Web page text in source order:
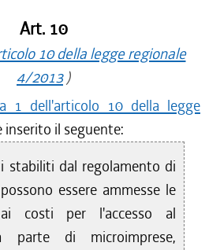
Art. 10
10 della legge regionale
4/2013)
1 dell'articolo 10 della legge
inserito il seguente:
stabiliti dal regolamento di
essere ammesse le
costi per l'accesso al
parte di microimprese,